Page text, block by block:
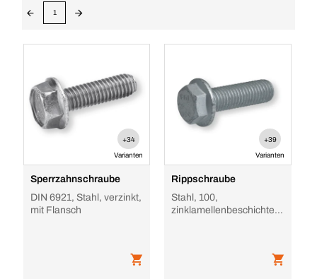
1
+34
Varianten
Sperrzahnschraube
DIN 6921, Stahl, verzinkt,
mit Flansch
+39
Varianten
Rippschraube
Stahl, 100,
zinklamellenbeschichtet,